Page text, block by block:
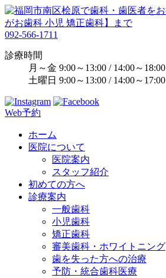
092-566-1711
診療時間
月～金 9:00～13:00 / 14:00～18:00
土曜日 9:00～13:00 / 14:00～17:00
Web予約
ホーム
医院について
医院案内
スタッフ紹介
初めての方へ
診療案内
一般歯科
小児歯科
矯正歯科
審美歯科・ホワイトニング
歯を失った方への治療
予防・統合歯科医療